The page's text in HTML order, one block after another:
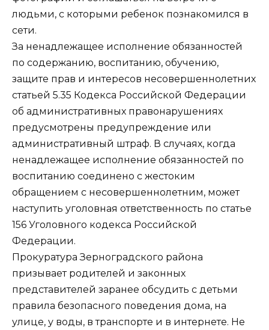
людьми, с которыми ребенок познакомился в
сети.
За ненадлежащее исполнение обязанностей
по содержанию, воспитанию, обучению,
защите прав и интересов несовершеннолетних
статьей 5.35 Кодекса Российской Федерации
об административных правонарушениях
предусмотрены предупреждение или
административный штраф. В случаях, когда
ненадлежащее исполнение обязанностей по
воспитанию соединено с жестоким
обращением с несовершеннолетним, может
наступить уголовная ответственность по статье
156 Уголовного кодекса Российской
Федерации.
Прокуратура Зерноградского района
призывает родителей и законных
представителей заранее обсудить с детьми
правила безопасного поведения дома, на
улице, у воды, в транспорте и в интернете. Не